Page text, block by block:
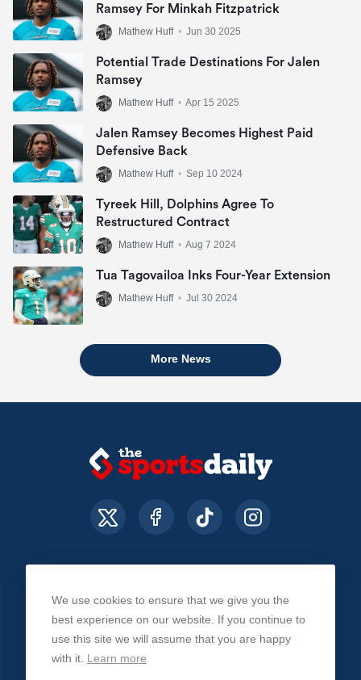
Ramsey For Minkah Fitzpatrick
Mathew Huff • Jun 30 2025
Potential Trade Destinations For Jalen
Ramsey
Mathew Huff • Apr 15 2025
Jalen Ramsey Becomes Highest Paid
Defensive Back
Mathew Huff • Sep 10 2024
Tyreek Hill, Dolphins Agree To
Restructured Contract
Mathew Huff • Aug 7 2024
Tua Tagovailoa Inks Four-Year Extension
Mathew Huff • Jul 30 2024
More News
About Us Contact Us Privacy Policy
© The Sports Daily. All Rights Reserved 2026
We use cookies to ensure that we give you the
best experience on our website. If you continue to
use this site we will assume that you are happy
with it. Learn more